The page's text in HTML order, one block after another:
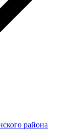
района